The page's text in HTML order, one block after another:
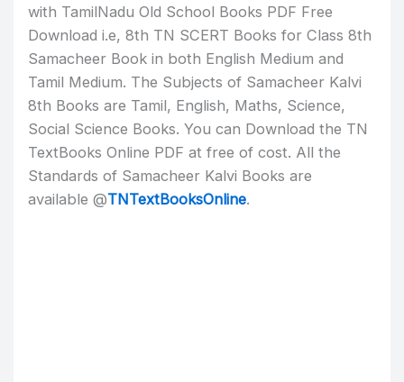
with TamilNadu Old School Books PDF Free
Download i.e, 8th TN SCERT Books for Class 8th
Samacheer Book in both English Medium and
Tamil Medium. The Subjects of Samacheer Kalvi
8th Books are Tamil, English, Maths, Science,
Social Science Books. You can Download the TN
TextBooks Online PDF at free of cost. All the
Standards of Samacheer Kalvi Books are
available @TNTextBooksOnline.